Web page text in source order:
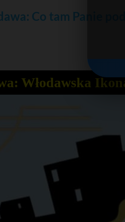
Co tam Panie
Włodawska